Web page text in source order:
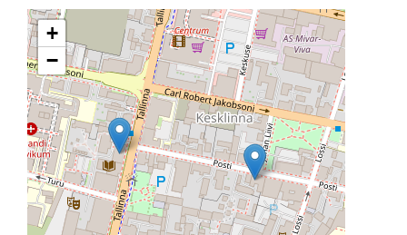
+
−